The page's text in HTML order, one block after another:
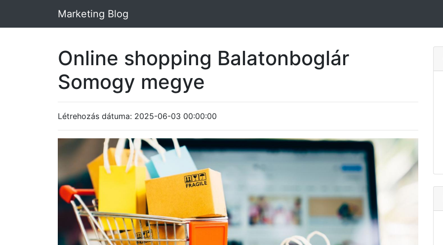
Marketing Blog
Online shopping Balatonboglár
Somogy megye
Létrehozás dátuma: 2025-06-03 00:00:00